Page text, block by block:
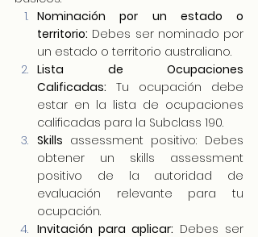
Nominación por un estado o
territorio: Debes ser nominado por
un estado o territorio australiano.
Lista de Ocupaciones
Calificadas: Tu ocupación debe
estar en la lista de ocupaciones
calificadas para la Subclass 190.
Skills assessment positivo: Debes
obtener un skills assessment
positivo de la autoridad de
evaluación relevante para tu
ocupación.
Invitación para aplicar: Debes ser